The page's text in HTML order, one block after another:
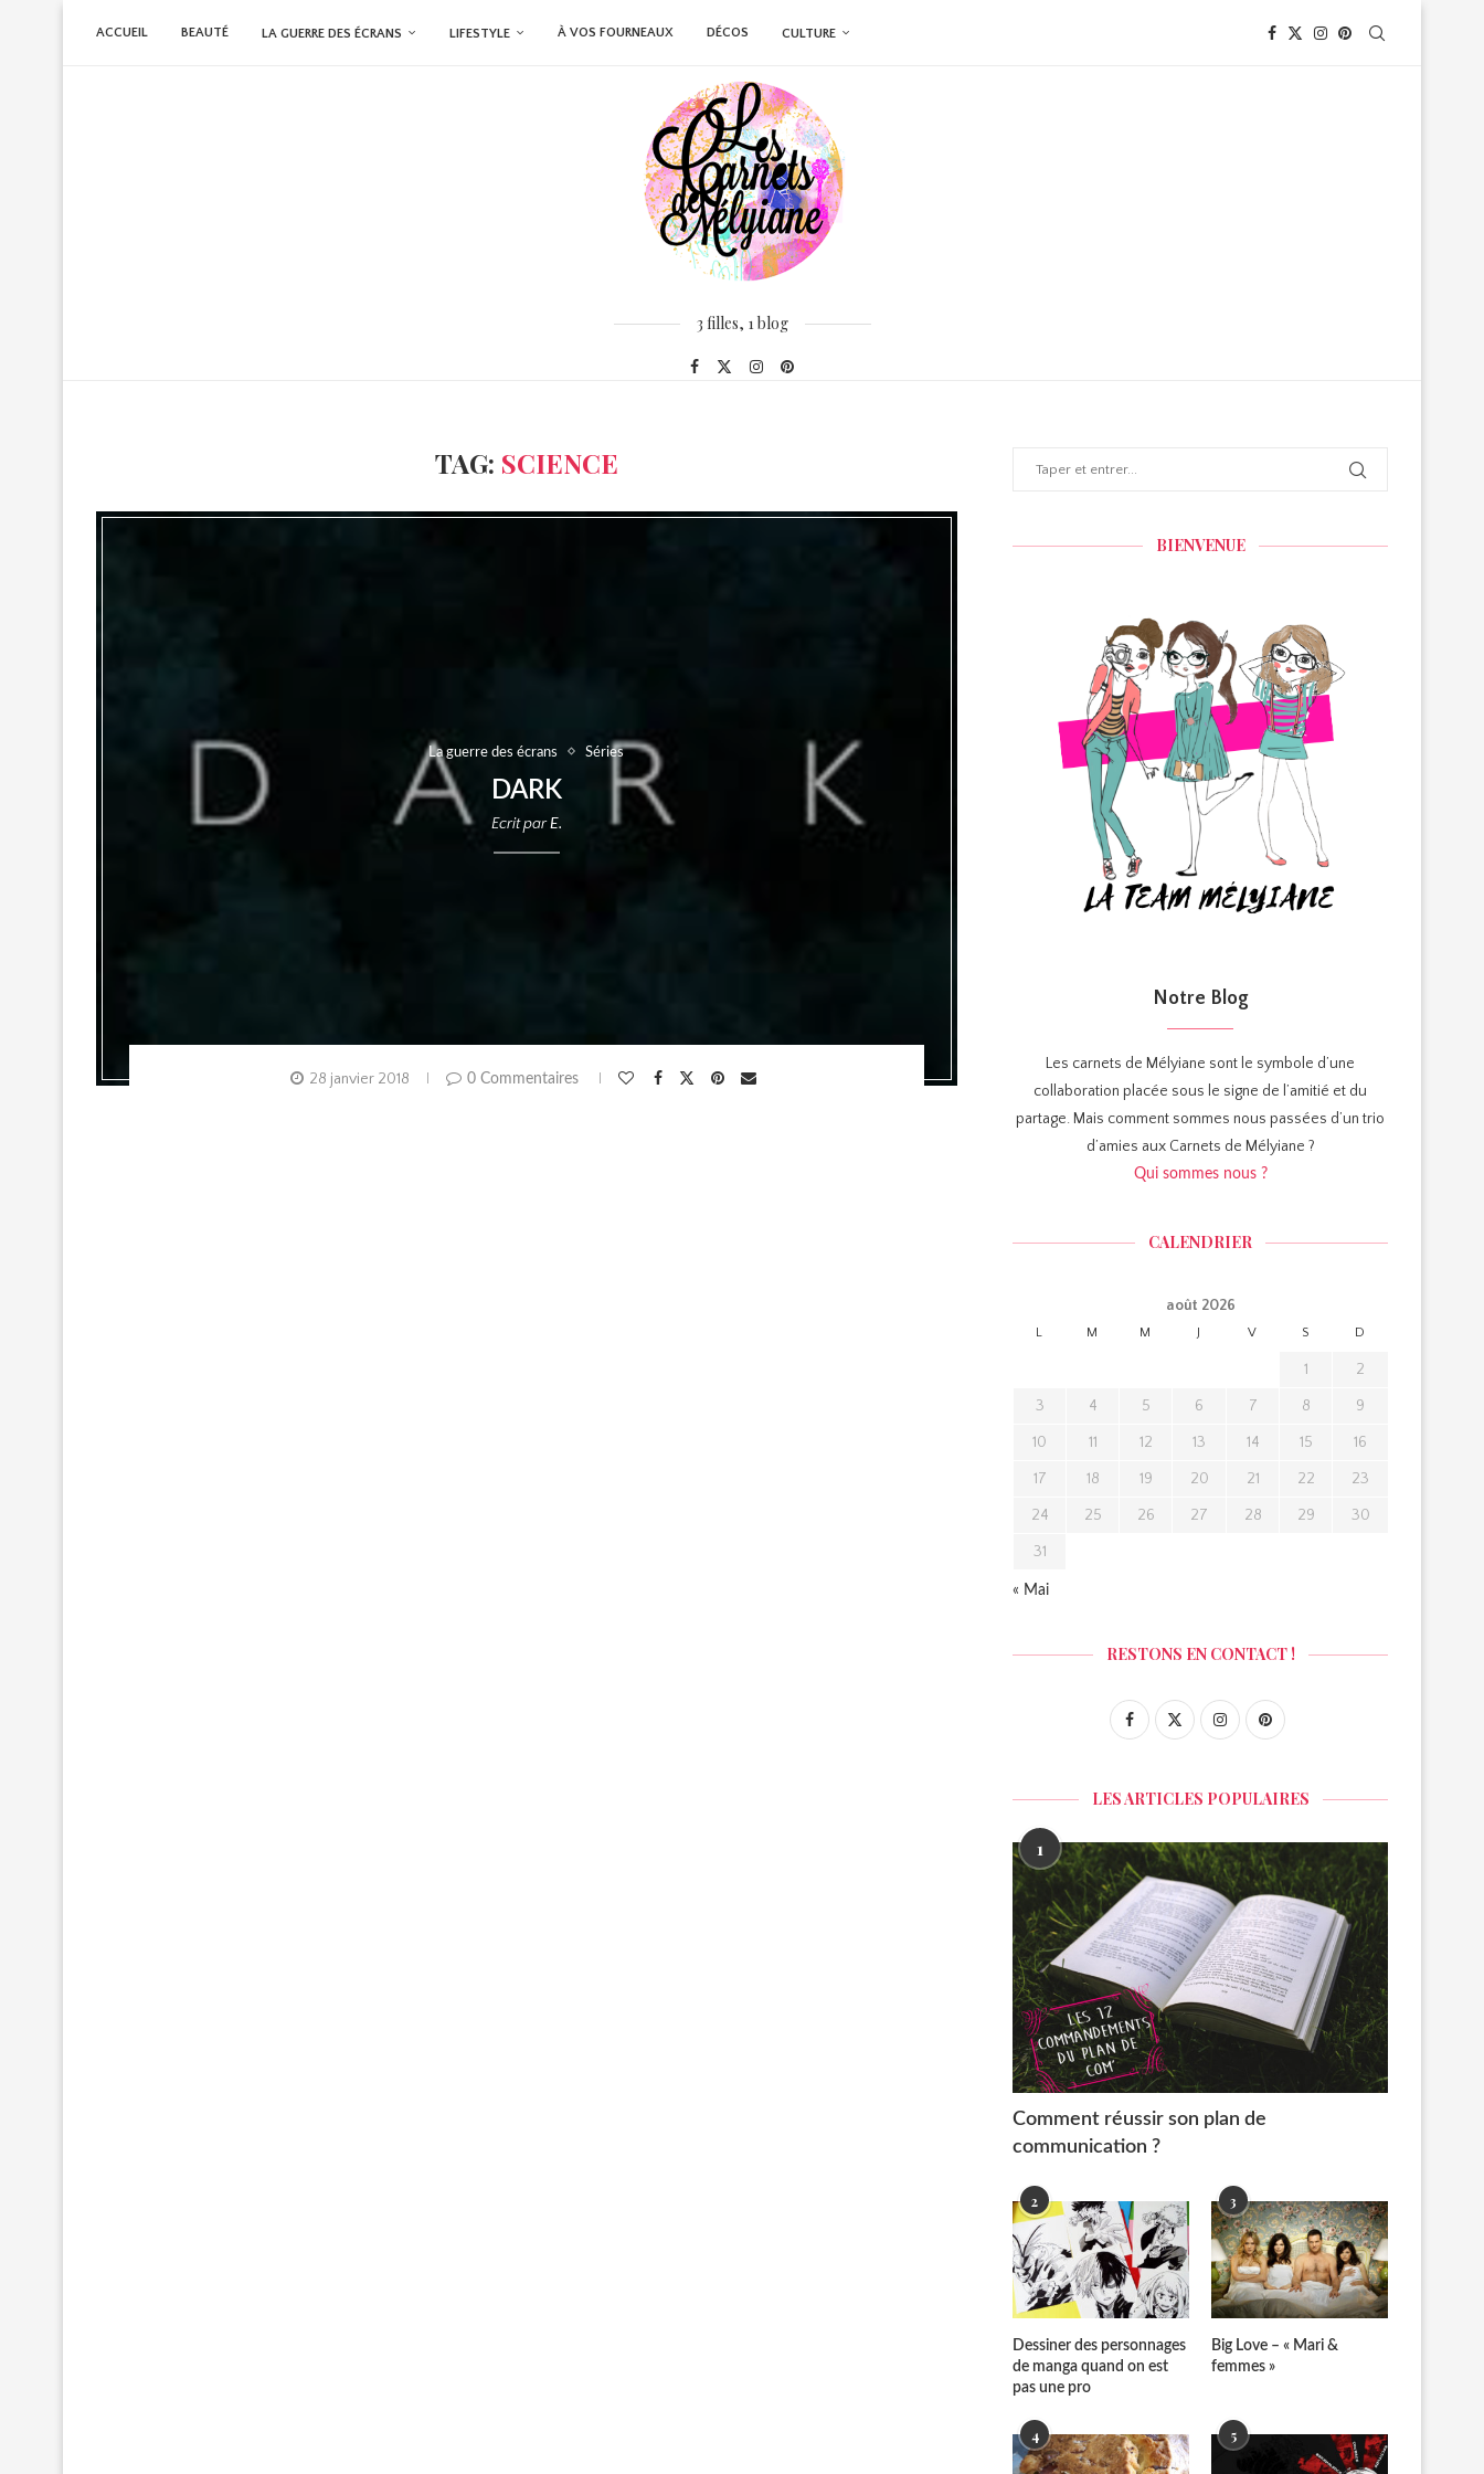
ACCUEIL BEAUTÉ LA GUERRE DES ÉCRANS LIFESTYLE À VOS FOURNEAUX DÉCOS CULTURE
3 filles, 1 blog
TAG: SCIENCE
La guerre des écrans Séries
DARK
Ecrit parE.
28 janvier 2018 0 Commentaires
BIENVENUE
Notre Blog
Les carnets de Mélyiane sont le symbole d’une
collaboration placée sous le signe de l’amitié et du
partage. Mais comment sommes nous passées d’un trio
d’amies aux Carnets de Mélyiane ?
Qui sommes nous ?
CALENDRIER
août 2026
L M M J V S D
1 2
3 4 5 6 7 8 9
10 11 12 13 14 15 16
17 18 19 20 21 22 23
24 25 26 27 28 29 30
31
« Mai
RESTONS EN CONTACT !
LES ARTICLES POPULAIRES
1
Comment réussir son plan de
communication ?
2
Dessiner des personnages
de manga quand on est
pas une pro
3
Big Love – « Mari &
femmes »
4 5